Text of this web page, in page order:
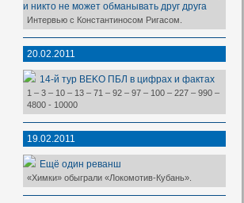
и никто не может обманывать друг друга
Интервью с Константиносом Ригасом.
20.02.2011
14-й тур BEKO ПБЛ в цифрах и фактах
1 – 3 – 10 – 13 – 71 – 92 – 97 – 100 – 227 – 990 –
4800 - 10000
19.02.2011
Ещё один реванш
«Химки» обыграли «Локомотив-Кубань».